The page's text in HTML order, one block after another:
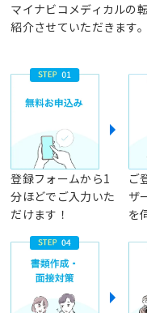
マイナビコメディカルの
紹介させていただきます。
登録フォームから1
分ほどでご入力いた
だけます！
ご
ザ
を